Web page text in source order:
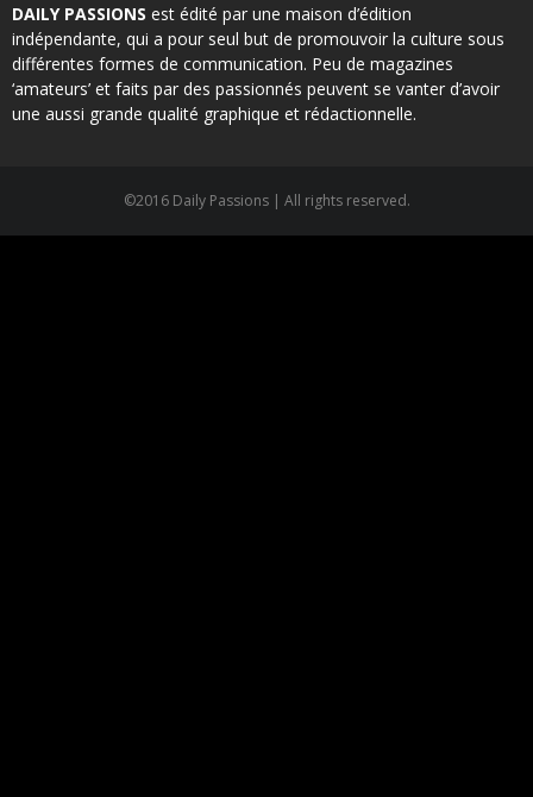
DAILY PASSIONS est édité par une maison d’édition
indépendante, qui a pour seul but de promouvoir la culture sous
différentes formes de communication. Peu de magazines
‘amateurs’ et faits par des passionnés peuvent se vanter d’avoir
une aussi grande qualité graphique et rédactionnelle.
©2016 Daily Passions | All rights reserved.